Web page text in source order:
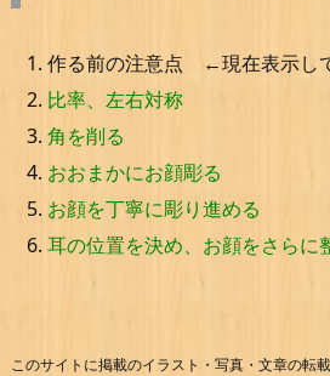
作る前の注意点 ←現在表示し
比率、左右対称
角を削る
おおまかにお顔彫る
お顔を丁寧に彫り進める
耳の位置を決め、お顔をさらに
このサイトに掲載のイラスト・写真・文章の転